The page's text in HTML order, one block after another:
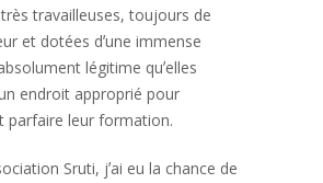
travailleuses, toujours de
et dotées dʼune immense
légitime quʼelles
endroit approprié pour
parfaire leur formation.
Sruti, jʼai eu la chance de